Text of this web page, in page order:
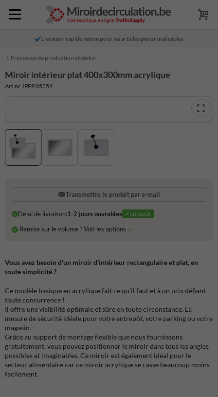
Livraison rapide même pour les articles personnalisables
Processus de production et atelier
Miroir intérieur plat 400x300mm acrylique
Art.nr. IPPP.05354
Transmettre le produit par e-mail
Délai de livraison:1-2 jours ouvrables ✓en stock
Remise sur le volume ? Voir les options
Vous avez besoin d'un miroir d'intérieur rectangulaire et plat, en
toute simplicité ?
Ce modèle basique en acrylique fait ce qu'il faut et à un prix défiant
toute concurrence !
Il offre une visibilité optimale et sûre en toute circonstance. La
mesure de sécurité idéale pour votre entrepôt, votre parking ou votre
magasin.
Grâce au support de montage flexible que nous fournissons
gratuitement, vous pouvez positionner le miroir dans tous les angles
possibles et imaginables. Ce miroir est également idéal pour le
secteur alimentaire car ce miroir acrylique se casse beaucoup moins
facilement.